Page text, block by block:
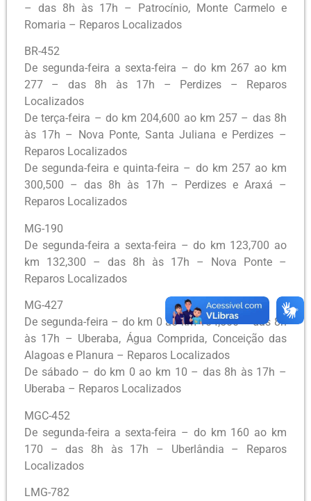
– das 8h às 17h – Patrocínio, Monte Carmelo e
Romaria – Reparos Localizados
BR-452
De segunda-feira a sexta-feira – do km 267 ao km
277 – das 8h às 17h – Perdizes – Reparos
Localizados
De terça-feira – do km 204,600 ao km 257 – das 8h
às 17h – Nova Ponte, Santa Juliana e Perdizes –
Reparos Localizados
De segunda-feira e quinta-feira – do km 257 ao km
300,500 – das 8h às 17h – Perdizes e Araxá –
Reparos Localizados
MG-190
De segunda-feira a sexta-feira – do km 123,700 ao
km 132,300 – das 8h às 17h – Nova Ponte –
Reparos Localizados
MG-427
De segunda-feira – do km 0 ao km 104,500 – das 8h
às 17h – Uberaba, Água Comprida, Conceição das
Alagoas e Planura – Reparos Localizados
De sábado – do km 0 ao km 10 – das 8h às 17h –
Uberaba – Reparos Localizados
MGC-452
De segunda-feira a sexta-feira – do km 160 ao km
170 – das 8h às 17h – Uberlândia – Reparos
Localizados
LMG-782